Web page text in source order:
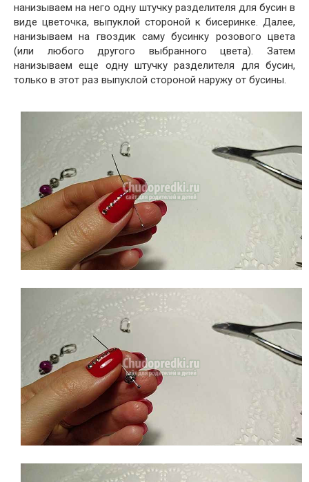
нанизываем на него одну штучку разделителя для бусин в
виде цветочка, выпуклой стороной к бисеринке. Далее,
нанизываем на гвоздик саму бусинку розового цвета
(или любого другого выбранного цвета). Затем
нанизываем еще одну штучку разделителя для бусин,
только в этот раз выпуклой стороной наружу от бусины.